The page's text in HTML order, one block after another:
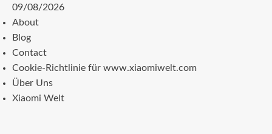
Zum
Inhalt
springen
09/08/2026
About
Blog
Contact
Cookie-Richtlinie für www.xiaomiwelt.com
Über Uns
Xiaomi Welt